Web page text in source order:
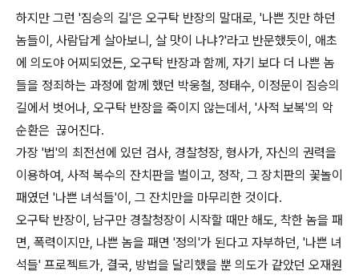
하지만 그런 '짐승의 길'은 오구탁 반장의 말대로, '나쁜 짓만 하던
놈들이, 사람답게 살아보니, 살 맛이 나냐?'라고 반문했듯이, 애초
에 의도야 어찌되었든, 오구탁 반장과 함께, 자기 보다 더 나쁜 놈
들을 정죄하는 과정에 함께 했던 박웅철, 정태수, 이정문이 짐승의
길에서 벗어나, 오구탁 반장을 죽이지 않는데서, '사적 보복'의 악
순환은 끊어진다.
가장 '법'의 최전선에 있던 검사, 경찰청장, 형사가, 자신의 권력을
이용하여, 사적 복수의 잔치판을 벌이고, 정작, 그 장치판의 꽃놀이
패였던 '나쁜 녀석들'이, 그 잔치만을 마무리한 것이다.
오구탁 반장이, 남구만 경찰청장이 시작할 때만 해도, 착한 놈을 패
면, 폭력이지만, 나쁜 놈을 패면 '정의'가 된다고 자부하던, '나쁜 녀
석들' 프로젝트가, 결국, 방법을 달리했을 뿐 의도가 같았던 오재원